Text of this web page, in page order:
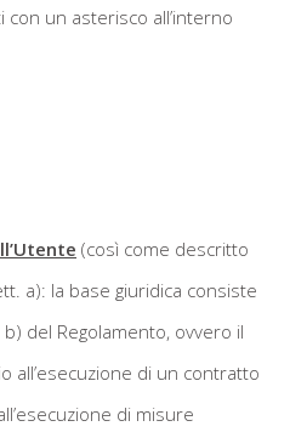
un asterisco all’interno
(così come descritto
a): la base giuridica consiste
del Regolamento, ovvero il
all’esecuzione di un contratto
di misure